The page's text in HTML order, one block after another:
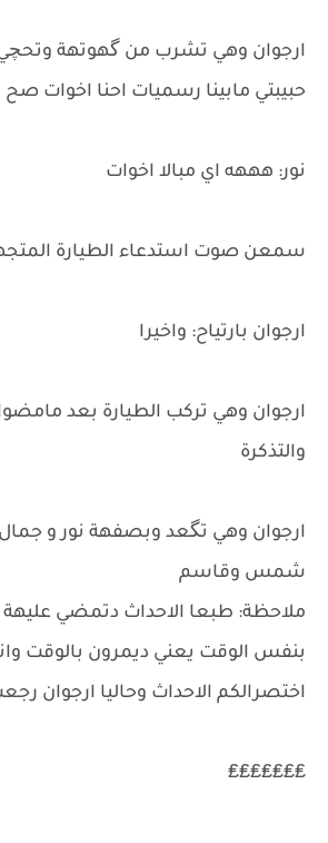
ارجوان وهي تشرب من گهوتهة وتحچي
حبيبتي مابينا رسميات احنا اخوات
نور: هههه اي مبالا اخوات
سمعن صوت استدعاء الطيارة
ارجوان بارتياح: واخيرا
ارجوان وهي تركب الطيارة بعد مامضوا
والتذكرة
ارجوان وهي تگعد وبصفهة نور و
شمس وقاسم
ملاحظة: طبعا الاحداث دتمضي
بنفس الوقت يعني ديمرون بالوقت
اختصرالكم الاحداث وحاليا ارجوان
₤₤₤₤₤₤₤